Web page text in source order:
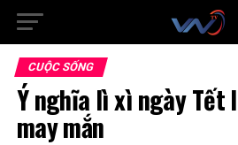
CUỘC SỐNG
Ý nghĩa lì xì ngày Tết
may mắn